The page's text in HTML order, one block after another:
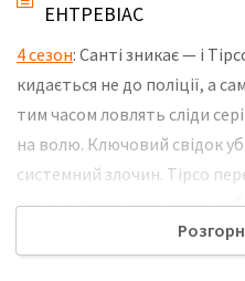
ЕНТРЕВІАС
4 сезон: Сантi зникає — і
кидається не до поліції, а
тим часом ловлять сліди
на волю. Ключовий свідок
системний злочин. Тірсо
темних провулках, ламає
сина. Натомість на дільниці